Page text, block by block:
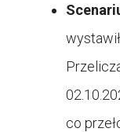
co